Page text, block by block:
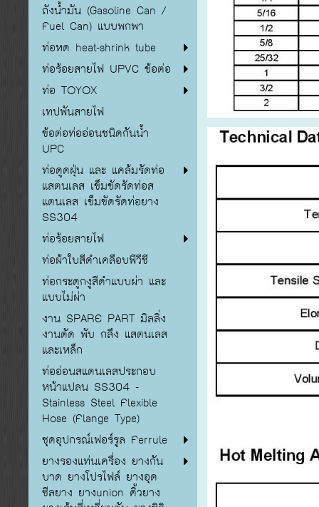
ถังน้ำมัน (Gasoline Can /
Fuel Can) แบบพกพา
ท่อหด heat-shrink tube
ท่อร้อยสายไฟ UPVC ข้อต่อ
ท่อ TOYOX
เทปพันสายไฟ
ข้อต่อท่ออ่อนชนิดกันน้ำ
UPC
ท่อดูดฝุ่น และ แคล้มรัดท่อ
แสตนเลส เข็มขัดรัดท่อส
แตนเลส เข็มขัดรัดท่อยาง
SS304
ท่อร้อยสายไฟ
ท่อผ้าใบสีดำเคลือบพีวีซี
ท่อกระดูกงูสีดำแบบผ่า และ
แบบไม่ผ่า
งาน SPARE PART มิลลิ่ง
งานตัด พับ กลึง แสตนเลส
และเหล็ก
ท่ออ่อนสแตนเลสประกอบ
หน้าแปลน SS304 -
Stainless Steel Flexible
Hose (Flange Type)
ชุดอุปกรณ์เฟอร์รูล Ferrule
ยางรองแท่นเครื่อง ยางกัน
บาด ยางโปรไฟล์ ยางอุด
ซีลยาง ยางunion คิ้วยาง